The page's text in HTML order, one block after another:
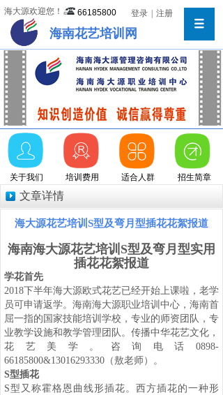
海大源欢迎您！ 66185800 登录 注册
海南花艺培训网
关于我们 培训费用 招生简章
适合人群
文章详情
海大源花艺培训S型及弯月型插花花絮报道
海南海大源花艺培训S型及弯月型实用
插花花絮报道
学花首先
2018下半年海大源欧式花艺已经开始上课啦，老学
员可申请返学。海南海大源职业培训中心，海南首
屈一指的国家技能培训学校，专业的师资团队，专
业教学设施和教学管理团队。传播中华花艺文化，
花艺美学。咨询电话 0898-
66185800&13016293330 （敖老师）。
S型插花
S型又称霍格恩曲线形插花。西方插花的一种形